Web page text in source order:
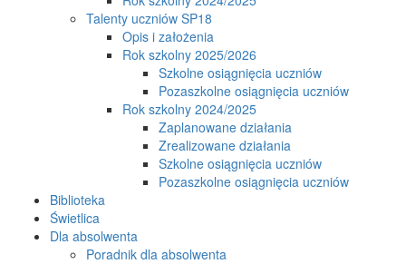
Talenty uczniów SP18
Opis i założenia
Rok szkolny 2025/2026
Szkolne osiągnięcia uczniów
Pozaszkolne osiągnięcia uczniów
Rok szkolny 2024/2025
Zaplanowane działania
Zrealizowane działania
Szkolne osiągnięcia uczniów
Pozaszkolne osiągnięcia uczniów
Biblioteka
Świetlica
Dla absolwenta
Poradnik dla absolwenta